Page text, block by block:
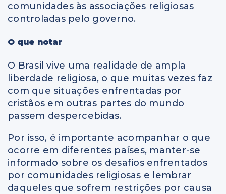
comunidades às associações religiosas
controladas pelo governo.
O que notar
O Brasil vive uma realidade de ampla
liberdade religiosa, o que muitas vezes faz
com que situações enfrentadas por
cristãos em outras partes do mundo
passem despercebidas.
Por isso, é importante acompanhar o que
ocorre em diferentes países, manter-se
informado sobre os desafios enfrentados
por comunidades religiosas e lembrar
daqueles que sofrem restrições por causa